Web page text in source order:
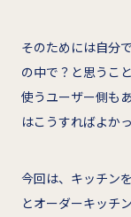
そのためには自分
の中で？と思うこ
使うユーザー側も
はこうすればよか
今回は、キッチン
とオーダーキッチ